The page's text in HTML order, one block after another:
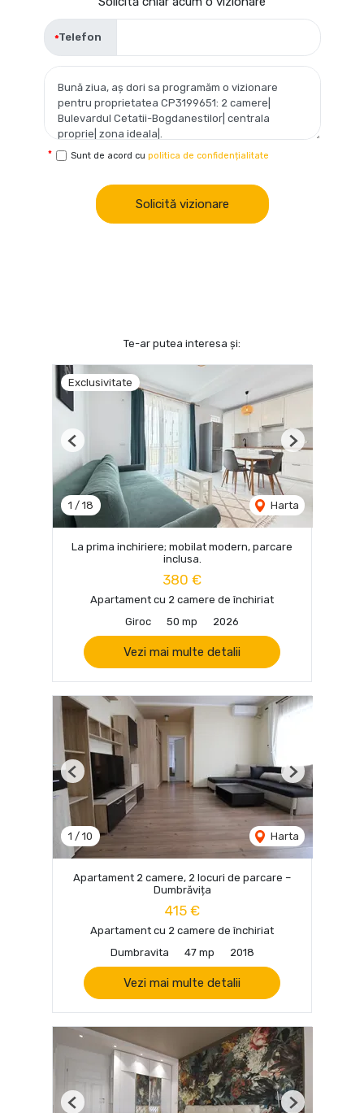
Telefon
Sunt de acord cu politica de confidențialitate
Solicită vizionare
Te-ar putea interesa și:
Exclusivitate
1 / 18 Harta
Previous Next
La prima inchiriere; mobilat modern, parcare
inclusa.
380 €
Apartament cu 2 camere de închiriat
Giroc
50 mp 2026
Vezi mai multe detalii
1 / 10 Harta
Previous Next
Apartament 2 camere, 2 locuri de parcare –
Dumbrăvița
415 €
Apartament cu 2 camere de închiriat
Dumbravita
47 mp 2018
Vezi mai multe detalii
Previous Next